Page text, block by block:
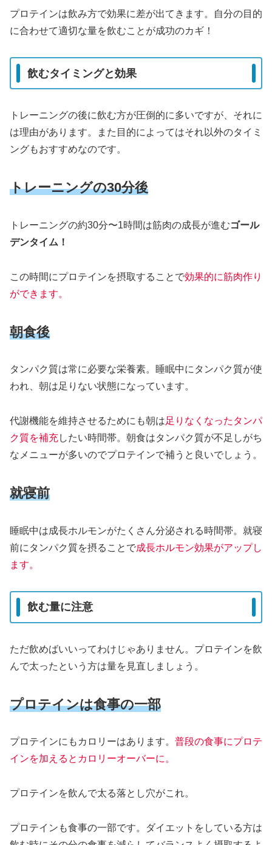
プロテインは飲み方で効果に差が出てきます。自分の目的
に合わせて適切な量を飲むことが成功のカギ！
飲むタイミングと効果
トレーニングの後に飲む方が圧倒的に多いですが、それに
は理由があります。また目的によってはそれ以外のタイミ
ングもおすすめなのです。
トレーニングの30分後
トレーニングの約30分〜1時間は筋肉の成長が進むゴール
デンタイム！
この時間にプロテインを摂取することで効果的に筋肉作り
ができます。
朝食後
タンパク質は常に必要な栄養素。睡眠中にタンパク質が使
われ、朝は足りない状態になっています。
代謝機能を維持させるためにも朝は足りなくなったタンパ
ク質を補充したい時間帯。朝食はタンパク質が不足しがち
なメニューが多いのでプロテインで補うと良いでしょう。
就寝前
睡眠中は成長ホルモンがたくさん分泌される時間帯。就寝
前にタンパク質を摂ることで成長ホルモン効果がアップし
ます。
飲む量に注意
ただ飲めばいいってわけじゃありません。プロテインを飲
んで太ったという方は量を見直しましょう。
プロテインは食事の一部
プロテインにもカロリーはあります。 普段の食事にプロテ
インを加えるとカロリーオーバーに。
プロテインを飲んで太る落とし穴がこれ。
プロテインも食事の一部です。ダイエットをしている方は